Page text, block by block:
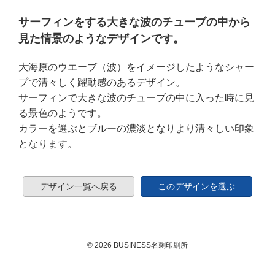
サーフィンをする大きな波のチューブの中から
見た情景のようなデザインです。
大海原のウエーブ（波）をイメージしたようなシャー
プで清々しく躍動感のあるデザイン。
サーフィンで大きな波のチューブの中に入った時に見
る景色のようです。
カラーを選ぶとブルーの濃淡となりより清々しい印象
となります。
デザイン一覧へ戻る このデザインを選ぶ
© 2026 BUSINESS名刺印刷所